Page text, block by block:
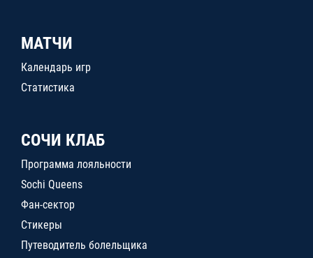
МАТЧИ
Календарь игр
Статистика
СОЧИ КЛАБ
Программа лояльности
Sochi Queens
Фан-сектор
Стикеры
Путеводитель болельщика